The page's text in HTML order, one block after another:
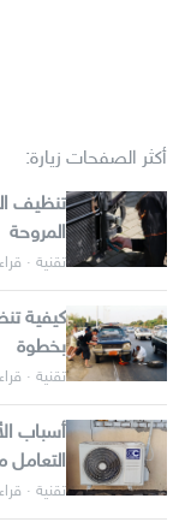
أكثر الصفحات زيارة:
تنظيف
المروحة
تقنية · قراءة 2
كيفية
بخطوة
تقنية · قراءة 2
أسباب
التعامل
تقنية · قراءة 2